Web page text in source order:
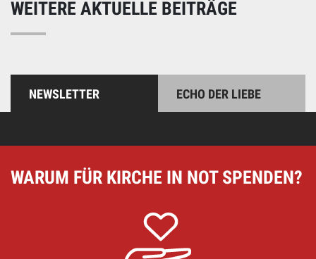
WEITERE AKTUELLE BEITRÄGE
NEWSLETTER ECHO DER LIEBE
WARUM FÜR KIRCHE IN NOT SPENDEN?